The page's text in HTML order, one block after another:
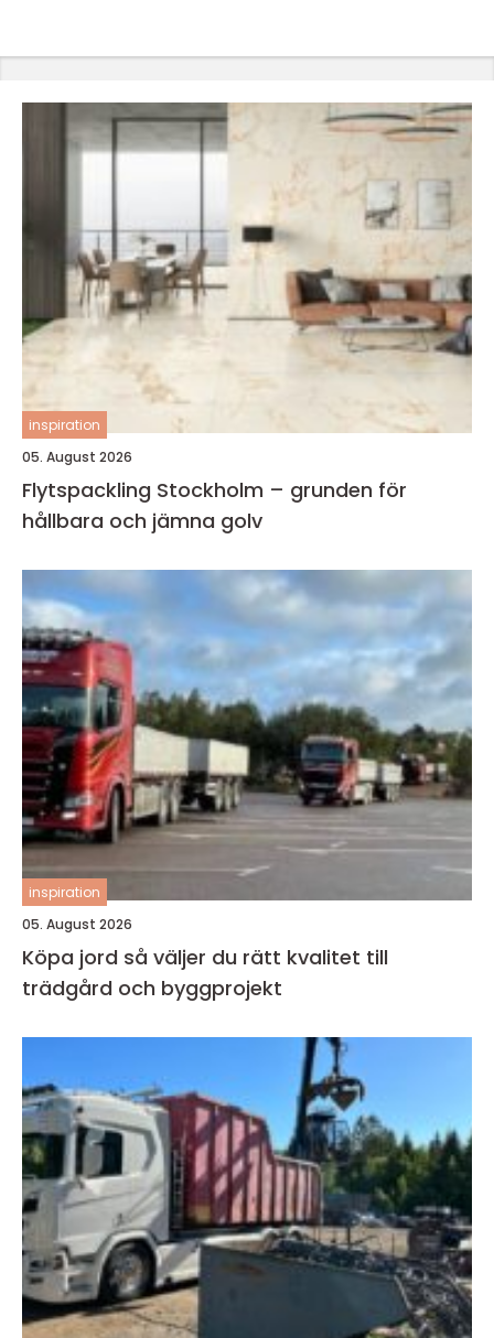
inspiration
05. August 2026
Flytspackling Stockholm – grunden för
hållbara och jämna golv
inspiration
05. August 2026
Köpa jord så väljer du rätt kvalitet till
trädgård och byggprojekt